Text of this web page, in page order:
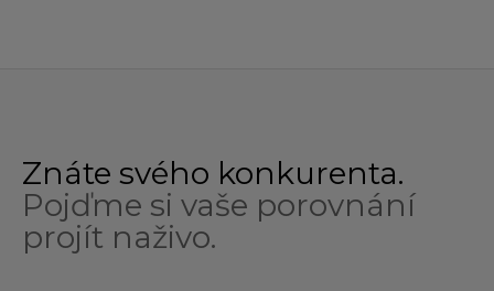
Znáte svého konkurenta.
Pojďme si vaše porovnání
projít naživo.